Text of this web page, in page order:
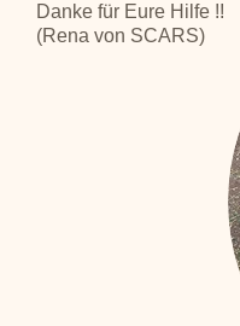
Danke für Eure Hilfe !!
(Rena von SCARS)